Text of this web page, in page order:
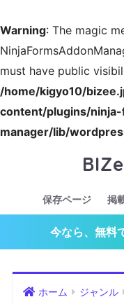
Warning: The magic
must have public
/home/kigyo10/
content/plugins/
manager/lib/
保存ページ 掲
今なら、無料
ホーム ジャンル